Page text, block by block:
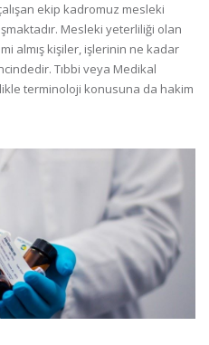
ekip kadromuz mesleki
Mesleki yeterliliği olan
almış kişiler, işlerinin ne kadar
Tıbbi veya Medikal
terminoloji konusuna da hakim